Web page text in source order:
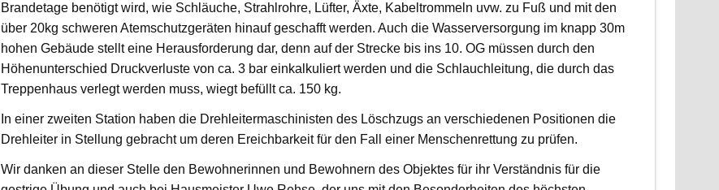
Brandetage benötigt wird, wie Schläuche, Strahlrohre, Lüfter, Äxte, Kabeltrommeln uvw. zu Fuß und mit den
über 20kg schweren Atemschutzgeräten hinauf geschafft werden. Auch die Wasserversorgung im knapp 30m
hohen Gebäude stellt eine Herausforderung dar, denn auf der Strecke bis ins 10. OG müssen durch den
Höhenunterschied Druckverluste von ca. 3 bar einkalkuliert werden und die Schlauchleitung, die durch das
Treppenhaus verlegt werden muss, wiegt befüllt ca. 150 kg.
In einer zweiten Station haben die Drehleitermaschinisten des Löschzugs an verschiedenen Positionen die
Drehleiter in Stellung gebracht um deren Ereichbarkeit für den Fall einer Menschenrettung zu prüfen.
Wir danken an dieser Stelle den Bewohnerinnen und Bewohnern des Objektes für ihr Verständnis für die